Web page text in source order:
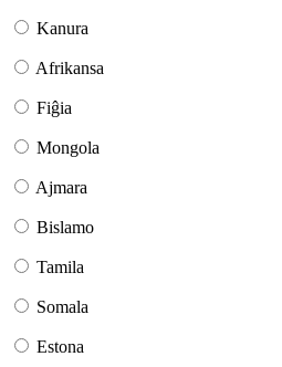
Kanura
Afrikansa
Fiĝia
Mongola
Ajmara
Bislamo
Tamila
Somala
Estona